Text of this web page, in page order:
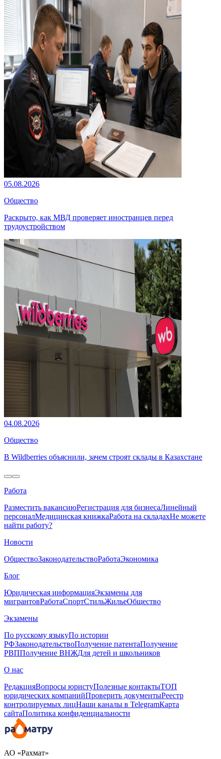
05.08.2026
Общество
Раскрыто, как МВД проверяет иностранцев перед
трудоустройством
04.08.2026
Общество
В Wildberries объяснили, зачем строят склады в Казахстане
Работа
Разместить вакансиюРегистрация для бизнесаЛинейный
персоналМедицинская книжкаРабота на складахНе можете
найти работу?
Новости
ОбществоЗаконодательствоРаботаЭкономика
Блог
Юридическая информацияЭкзамены для
мигрантовРаботаСпортСтильЖильеОбщество
Экзамены
По русскому языкуПо истории
РФЗаконодательствоПолучение патентаПолучение
РВППолучение ВНЖДля детей и школьников
О нас
РедакцияВопросы юристуПолезные контактыТОП
юридических компанийПроверить документыРеестр
контролируемых лицНаши каналы в TelegramКарта
сайтаПолитика конфиденциальности
АО «Рахмат»